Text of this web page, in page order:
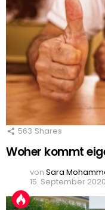
563 Shares
Woher kommt
von Sara
15. September